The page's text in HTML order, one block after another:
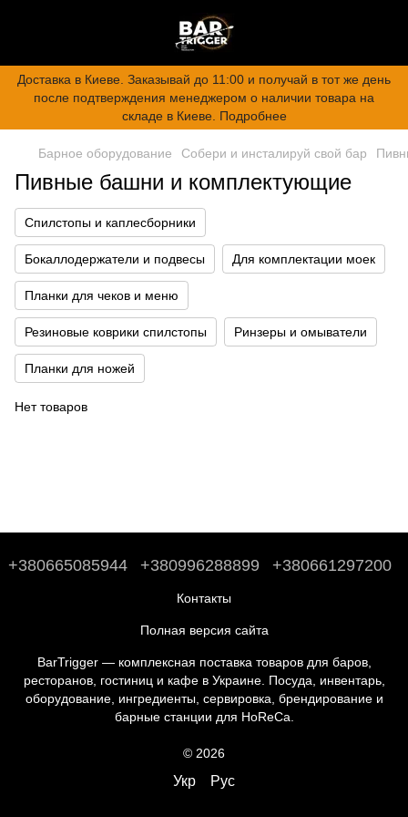
Доставка в Киеве. Заказывай до 11:00 и получай в тот же день
после подтверждения менеджером о наличии товара на
складе в Киеве. Подробнее
Барное оборудование Собери и инсталируй свой бар
Пивные башни и комплектующие
Спилстопы и каплесборники
Бокаллодержатели и подвесы Для комплектации моек
Планки для чеков и меню
Резиновые коврики спилстопы Ринзеры и омыватели
Планки для ножей
Нет товаров
+380665085944 +380996288899 +380661297200
Контакты
Полная версия сайта
BarTrigger — комплексная поставка товаров для баров,
ресторанов, гостиниц и кафе в Украине. Посуда, инвентарь,
оборудование, ингредиенты, сервировка, брендирование и
барные станции для HoReCa.
© 2026
Укр Рус